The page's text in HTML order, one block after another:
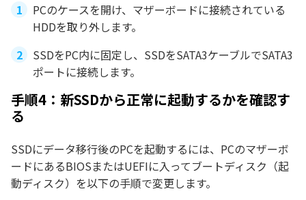
PCのケースを開け、マザーボードに接続されている
HDDを取り外します。
SSDをPC内に固定し、SSDをSATA3ケーブルでSATA3
ポートに接続します。
手順4：新SSDから正常に起動するかを確認す
る
SSDにデータ移行後のPCを起動するには、PCのマザーボ
ードにあるBIOSまたはUEFIに入ってブートディスク（起
動ディスク）を以下の手順で変更します。